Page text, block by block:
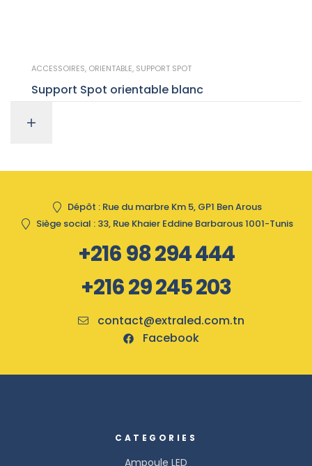
ACCESSOIRES, ORIENTABLE, SUPPORT SPOT
Support Spot orientable blanc
Dépôt : Rue du marbre Km 5, GP1 Ben Arous
Siège social : 33, Rue Khaier Eddine Barbarous 1001-Tunis
+216 98 294 444
+216 29 245 203
contact@extraled.com.tn
Facebook
CATEGORIES
Ampoule LED